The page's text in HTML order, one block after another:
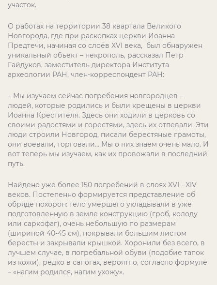
участок.
О работах на территории 38 квартала Великого
Новгорода, где при раскопках церкви Иоанна
Предтечи, начиная со слоёв XVI века, был обнаружен
уникальный объект – некрополь, рассказал Петр
Гайдуков, заместитель директора Института
археологии РАН, член-корреспондент РАН:
– Мы изучаем сейчас погребения новгородцев –
людей, которые родились и были крещены в церкви
Иоанна Крестителя. Здесь они ходили в церковь со
своими радостями и горестями, здесь их отпевали. Эти
люди строили Новгород, писали берестяные грамоты,
они воевали, торговали… Мы о них знаем очень мало. И
вот теперь мы изучаем, как их провожали в последний
путь.
Найдено уже более 150 погребений в слоях XVI - XIV
веков. Постепенно формируется представление об
обряде похорон: тело умершего укладывали в уже
подготовленную в земле конструкцию (гроб, колоду
или саркофаг), очень небольшую по размерам
(шириной 40-45 см), покрывали большим листом
бересты и закрывали крышкой. Хоронили без всего, в
лучшем случае, в погребальной обуви (подобие тапок
из кожи), редко в сапогах, вероятно, согласно формуле
– «нагим родился, нагим ухожу».